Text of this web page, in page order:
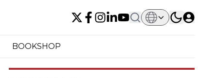
BOOKSHOP